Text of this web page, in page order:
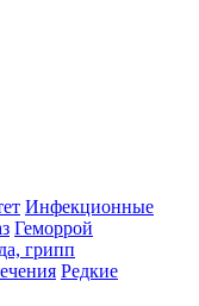
Инфекционные
Геморрой
грипп
Редкие